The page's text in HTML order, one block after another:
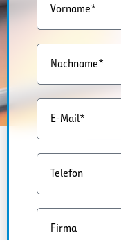
Vorname*
Nachname*
E-Mail*
Telefon
Firma